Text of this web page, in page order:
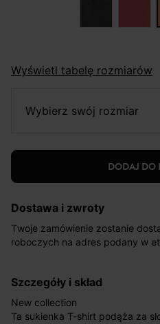
Wyświetl tabelę rozmiarów
wybierz swój rozmiar
DODAJ DO
Dostawa i zwroty
Twoje zamówienie zostanie
roboczych na adres podany w
pośrednictwem DHL Express.
Nowość: Zamówienia dostarczamy w ciągu 4-6 dni
roboczych do wybranego przez
szczegóły i skład
New collection
Ta sukienka T-shirt podąża za